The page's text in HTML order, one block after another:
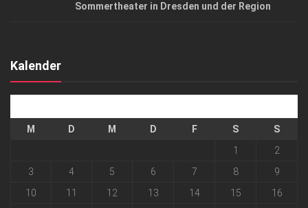
Sommertheater in Dresden und der Region
Kalender
M D M D F S
S
1
2
3
4 5 6 7 8
9
10
11 12 13 14 15
16